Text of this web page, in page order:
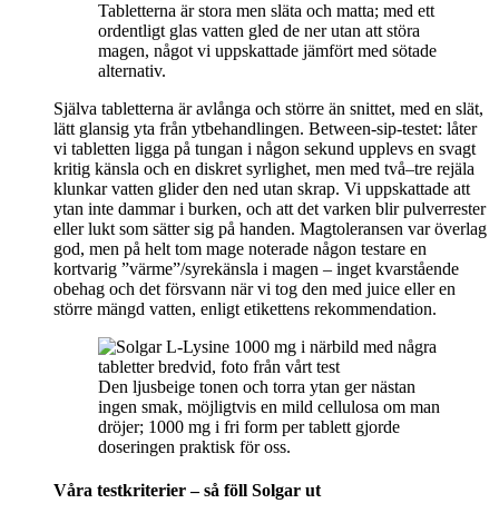
Tabletterna är stora men släta och matta; med ett
ordentligt glas vatten gled de ner utan att störa
magen, något vi uppskattade jämfört med sötade
alternativ.
Själva tabletterna är avlånga och större än snittet, med en slät,
lätt glansig yta från ytbehandlingen. Between-sip-testet: låter
vi tabletten ligga på tungan i någon sekund upplevs en svagt
kritig känsla och en diskret syrlighet, men med två–tre rejäla
klunkar vatten glider den ned utan skrap. Vi uppskattade att
ytan inte dammar i burken, och att det varken blir pulverrester
eller lukt som sätter sig på handen. Magtoleransen var överlag
god, men på helt tom mage noterade någon testare en
kortvarig ”värme”/syrekänsla i magen – inget kvarstående
obehag och det försvann när vi tog den med juice eller en
större mängd vatten, enligt etikettens rekommendation.
Den ljusbeige tonen och torra ytan ger nästan
ingen smak, möjligtvis en mild cellulosa om man
dröjer; 1000 mg i fri form per tablett gjorde
doseringen praktisk för oss.
Våra testkriterier – så föll Solgar ut